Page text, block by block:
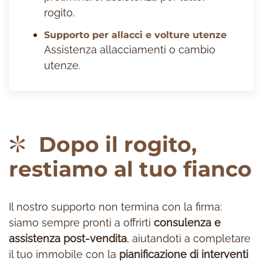
rogito.
Supporto per allacci e volture utenze
Assistenza allacciamenti o cambio
utenze.
Dopo il rogito,
restiamo al tuo fianco
Il nostro supporto non termina con la firma:
siamo sempre pronti a offrirti consulenza e
assistenza post-vendita, aiutandoti a completare
il tuo immobile con la pianificazione di interventi